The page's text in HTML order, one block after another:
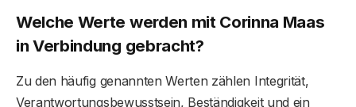
Welche Werte werden mit Corinna Maas
in Verbindung gebracht?
Zu den häufig genannten Werten zählen Integrität,
Verantwortungsbewusstsein, Beständigkeit und ein